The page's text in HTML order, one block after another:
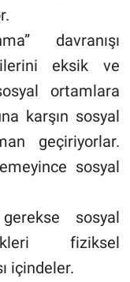
davranışı
eksik ve
ortamlara
karşın sosyal
geçiriyorlar.
sosyal
sosyal
fiziksel
içindeler.